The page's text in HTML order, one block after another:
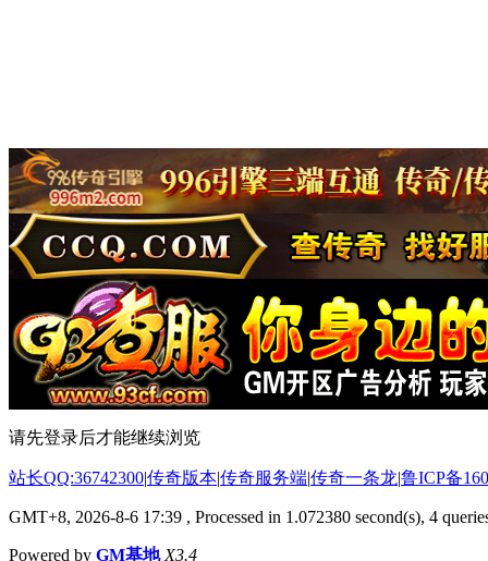
请先登录后才能继续浏览
站长QQ:36742300|传奇版本|传奇服务端|传奇一条龙|鲁ICP备
GMT+8, 2026-8-6 17:39 , Processed in 1.072380 second(s), 4
Powered by GM基地 X3.4